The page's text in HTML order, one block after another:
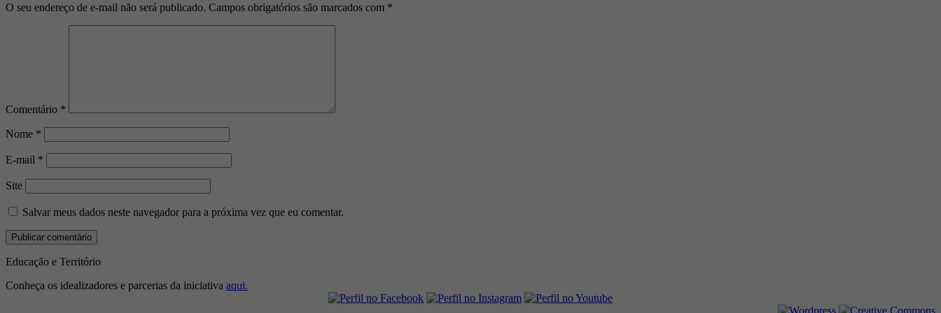
O seu endereço de e-mail não será publicado. Campos obrigatórios são marcados com *
Comentário *
Nome *
E-mail *
Site
Salvar meus dados neste navegador para a próxima vez que eu comentar.
Educação e Território
Conheça os idealizadores e parcerias da iniciativa aqui.